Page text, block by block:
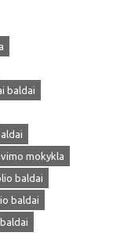
baldai
mokykla
baldai
baldai